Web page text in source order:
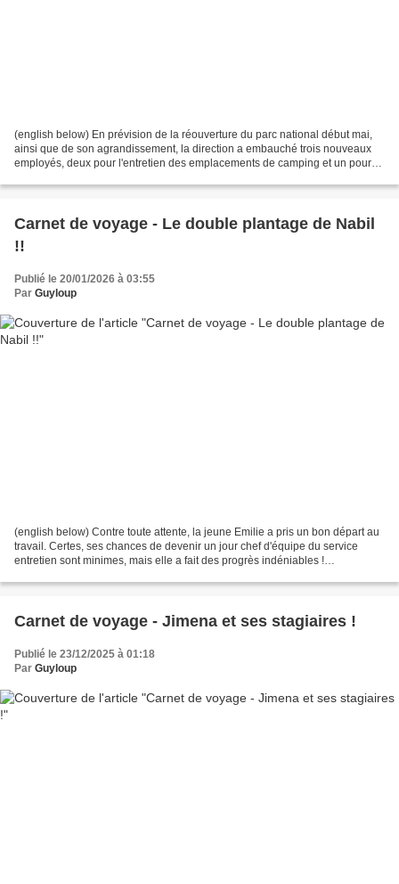
(english below) En prévision de la réouverture du parc national début mai,
ainsi que de son agrandissement, la direction a embauché trois nouveaux
employés, deux pour l'entretien des emplacements de camping et un pour
Carnet de voyage - Le double plantage de Nabil
!!
Publié le 20/01/2026 à 03:55
Par Guyloup
(english below) Contre toute attente, la jeune Emilie a pris un bon départ au
travail. Certes, ses chances de devenir un jour chef d'équipe du service
entretien sont minimes, mais elle a fait des progrès indéniables !
Carnet de voyage - Jimena et ses stagiaires !
Publié le 23/12/2025 à 01:18
Par Guyloup